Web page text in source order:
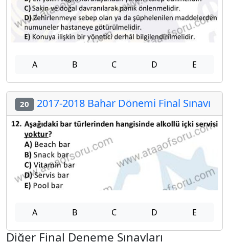
A B C D E
20 2017-2018 Bahar Dönemi Final Sınavı
A B C D E
Diğer Final Deneme Sınavları